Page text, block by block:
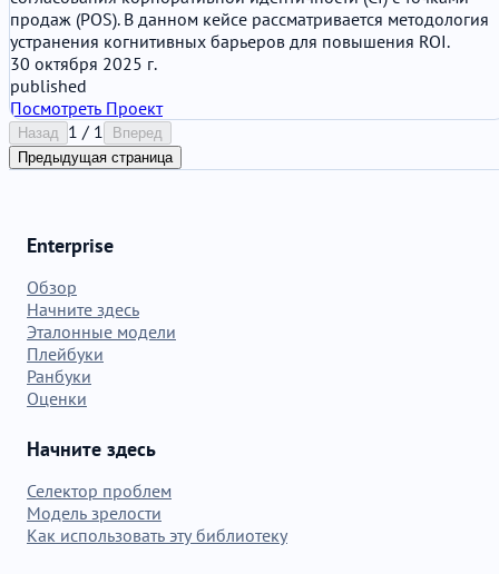
продаж (POS). В данном кейсе рассматривается методология
устранения когнитивных барьеров для повышения ROI.
30 октября 2025 г.
published
Посмотреть Проект
Назад 1 / 1
Вперед
Предыдущая страница
Enterprise
Обзор
Начните здесь
Эталонные модели
Плейбуки
Ранбуки
Оценки
Начните здесь
Селектор проблем
Модель зрелости
Как использовать эту библиотеку